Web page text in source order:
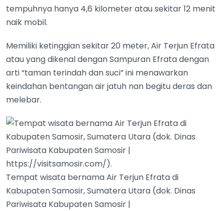
tempuhnya hanya 4,6 kilometer atau sekitar 12 menit
naik mobil.
Memiliki ketinggian sekitar 20 meter, Air Terjun Efrata
atau yang dikenal dengan Sampuran Efrata dengan
arti “taman terindah dan suci” ini menawarkan
keindahan bentangan air jatuh nan begitu deras dan
melebar.
Tempat wisata bernama Air Terjun Efrata di
Kabupaten Samosir, Sumatera Utara (dok. Dinas
Pariwisata Kabupaten Samosir |